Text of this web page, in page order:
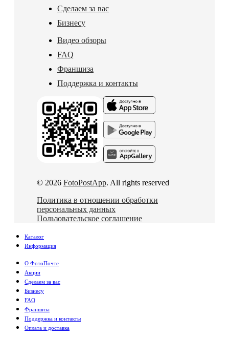
Сделаем за вас
Бизнесу
Видео обзоры
FAQ
Франшиза
Поддержка и контакты
© 2026 FotoPostApp. All rights reserved
Политика в отношении обработки
персональных данных
Пользовательское соглашение
Каталог
Информация
О ФотоПочте
Акции
Сделаем за вас
Бизнесу
FAQ
Франшиза
Поддержка и контакты
Оплата и доставка